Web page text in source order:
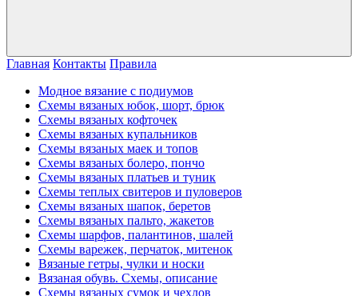
Главная Контакты Правила
Модное вязание с подиумов
Схемы вязаных юбок, шорт, брюк
Схемы вязаных кофточек
Схемы вязаных купальников
Схемы вязаных маек и топов
Схемы вязаных болеро, пончо
Схемы вязаных платьев и туник
Схемы теплых свитеров и пуловеров
Схемы вязаных шапок, беретов
Схемы вязаных пальто, жакетов
Схемы шарфов, палантинов, шалей
Схемы варежек, перчаток, митенок
Вязаные гетры, чулки и носки
Вязаная обувь. Схемы, описание
Схемы вязаных сумок и чехлов